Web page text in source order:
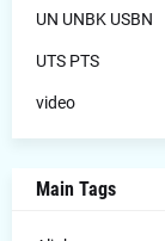
UN UNBK USBN
UTS PTS
video
Main Tags